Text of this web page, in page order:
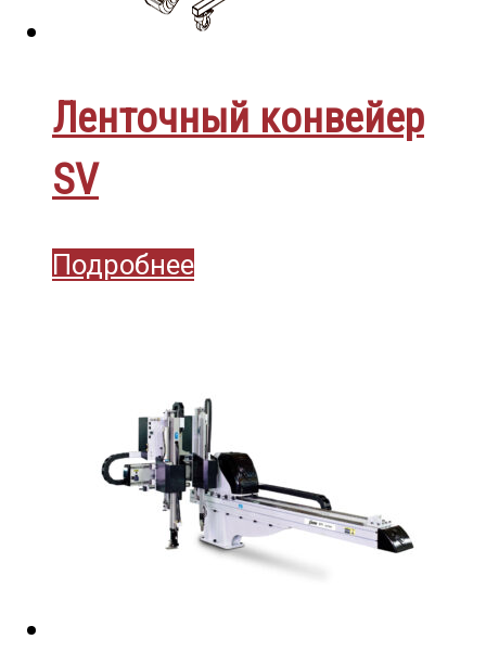
Ленточный конвейер
SV
Подробнее